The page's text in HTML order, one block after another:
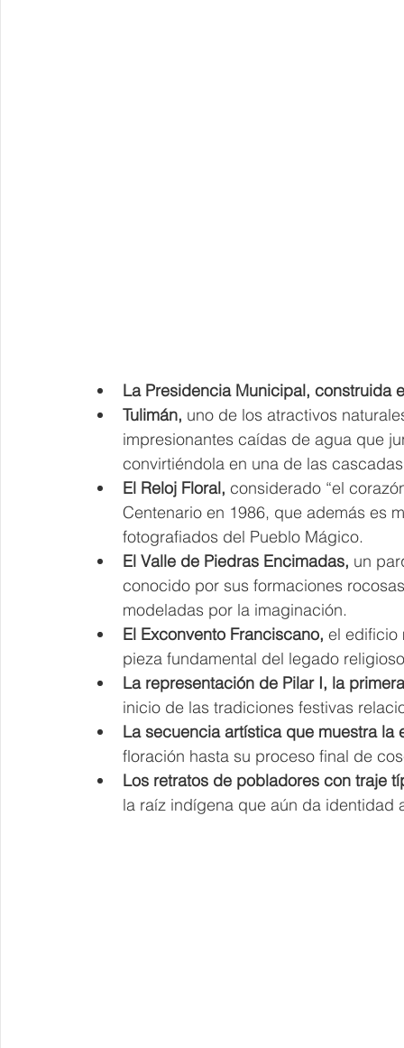
La Presidencia Municipal, construida
Tulimán, uno de los atractivos
impresionantes caídas de agua que
convirtiéndola en una de las
El Reloj Floral, considerado “el
Centenario en 1986, que además es
fotografiados del Pueblo Mágico.
El Valle de Piedras Encimadas, un
conocido por sus formaciones
modeladas por la imaginación.
El Exconvento Franciscano, el edificio
pieza fundamental del legado
La representación de Pilar I, la
inicio de las tradiciones festivas
La secuencia artística que muestra
floración hasta su proceso final de
Los retratos de pobladores con traje
la raíz indígena que aún da identidad